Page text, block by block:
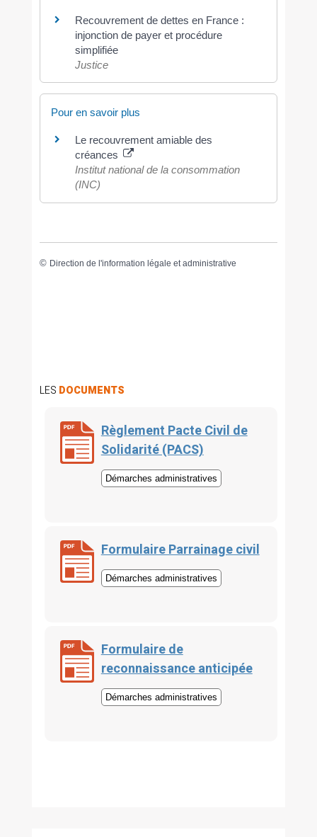
Recouvrement de dettes en France :
injonction de payer et procédure
simplifiée
Justice
Pour en savoir plus
Le recouvrement amiable des
créances
Institut national de la consommation
(INC)
© Direction de l'information légale et administrative
LES DOCUMENTS
Règlement Pacte Civil de
Solidarité (PACS)
Démarches administratives
Formulaire Parrainage civil
Démarches administratives
Formulaire de
reconnaissance anticipée
Démarches administratives